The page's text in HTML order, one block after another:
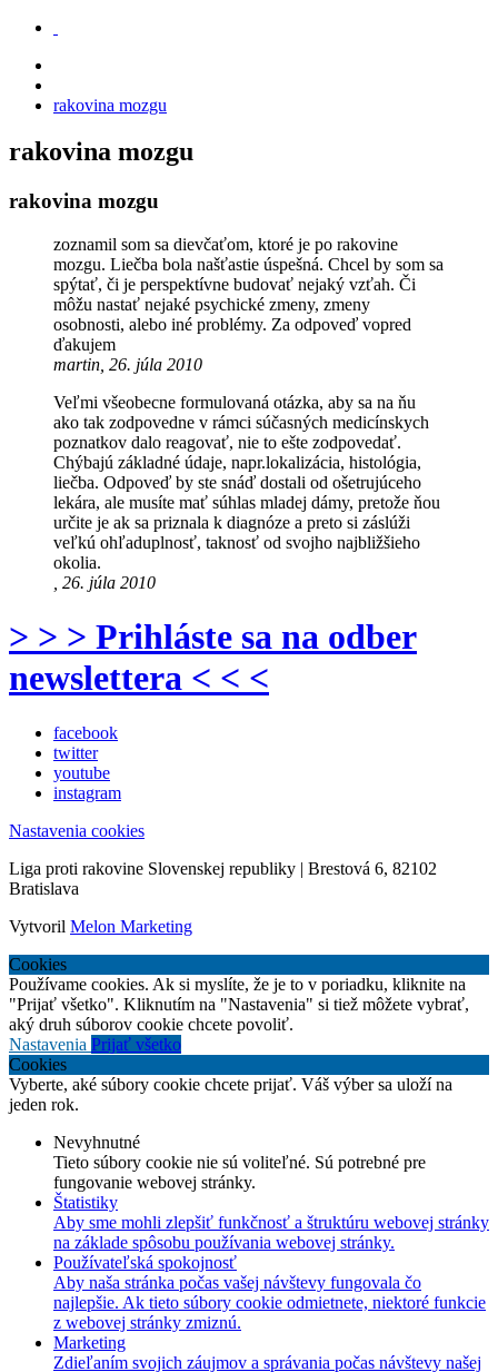
rakovina mozgu
rakovina mozgu
rakovina mozgu
zoznamil som sa dievčaťom, ktoré je po rakovine
mozgu. Liečba bola našťastie úspešná. Chcel by som sa
spýtať, či je perspektívne budovať nejaký vzťah. Či
môžu nastať nejaké psychické zmeny, zmeny
osobnosti, alebo iné problémy. Za odpoveď vopred
ďakujem
martin, 26. júla 2010
Veľmi všeobecne formulovaná otázka, aby sa na ňu
ako tak zodpovedne v rámci súčasných medicínskych
poznatkov dalo reagovať, nie to ešte zodpovedať.
Chýbajú základné údaje, napr.lokalizácia, histológia,
liečba. Odpoveď by ste snáď dostali od ošetrujúceho
lekára, ale musíte mať súhlas mladej dámy, pretože ňou
určite je ak sa priznala k diagnóze a preto si záslúži
veľkú ohľaduplnosť, taknosť od svojho najbližšieho
okolia.
, 26. júla 2010
> > > Prihláste sa na odber
newslettera < < <
facebook
twitter
youtube
instagram
Nastavenia cookies
Liga proti rakovine Slovenskej republiky | Brestová 6, 82102
Bratislava
Vytvoril Melon Marketing
Cookies
Používame cookies. Ak si myslíte, že je to v poriadku, kliknite na
"Prijať všetko". Kliknutím na "Nastavenia" si tiež môžete vybrať,
aký druh súborov cookie chcete povoliť.
Nastavenia Prijať všetko
Cookies
Vyberte, aké súbory cookie chcete prijať. Váš výber sa uloží na
jeden rok.
Nevyhnutné
Tieto súbory cookie nie sú voliteľné. Sú potrebné pre
fungovanie webovej stránky.
Štatistiky
Aby sme mohli zlepšiť funkčnosť a štruktúru webovej stránky
na základe spôsobu používania webovej stránky.
Používateľská spokojnosť
Aby naša stránka počas vašej návštevy fungovala čo
najlepšie. Ak tieto súbory cookie odmietnete, niektoré funkcie
z webovej stránky zmiznú.
Marketing
Zdieľaním svojich záujmov a správania počas návštevy našej